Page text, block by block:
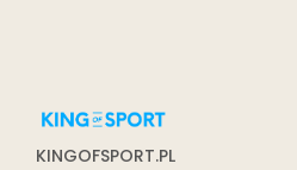
KINGOFSPORT.PL